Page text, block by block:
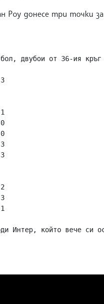
Роу донесе три точки
двубои от 36-ия
Интер, който вече